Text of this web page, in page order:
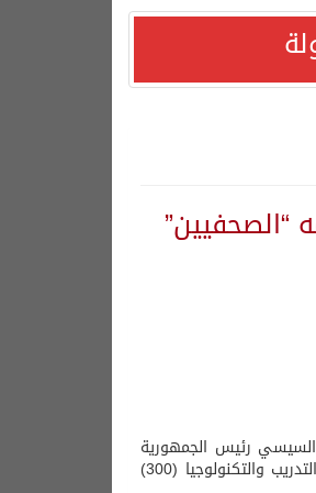
رئيس الجمهورية
على دعمه للصحافة والصحفيين والنقابة ، وهو ما أثمر عن الاستجابه لمطالب جموع الصحفيين بزيادة بدل التدريب والتكنولوجيا (300)